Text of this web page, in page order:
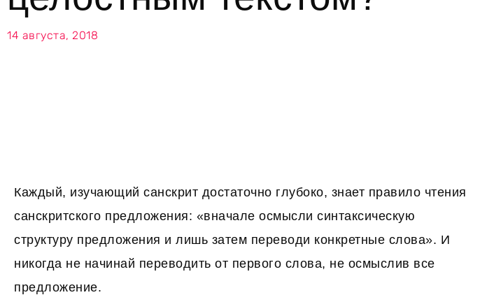
14 августа, 2018
Каждый, изучающий санскрит достаточно глубоко, знает правило чтения
санскритского предложения: «вначале осмысли синтаксическую
структуру предложения и лишь затем переводи конкретные слова». И
никогда не начинай переводить от первого слова, не осмыслив все
предложение.